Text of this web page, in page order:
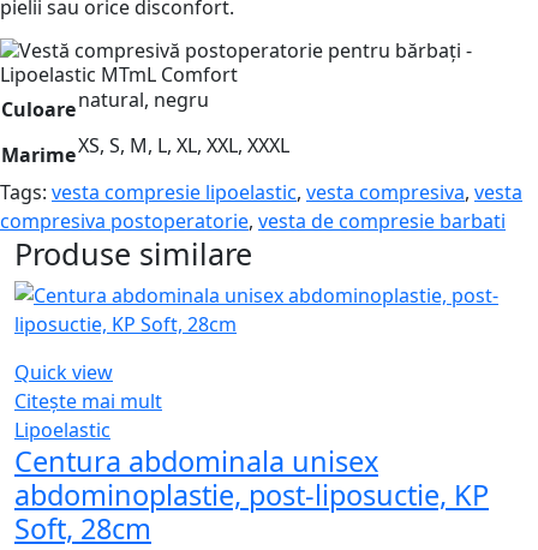
pielii sau orice disconfort.
Culoarenatural, negru
MarimeXS, S, M, L, XL, XXL, XXXL
Tags: vesta compresie lipoelastic, vesta compresiva, vesta
compresiva postoperatorie, vesta de compresie barbati
Produse similare
Quick view
Citește mai mult
Lipoelastic
Centura abdominala unisex
abdominoplastie, post-liposuctie, KP
Soft, 28cm